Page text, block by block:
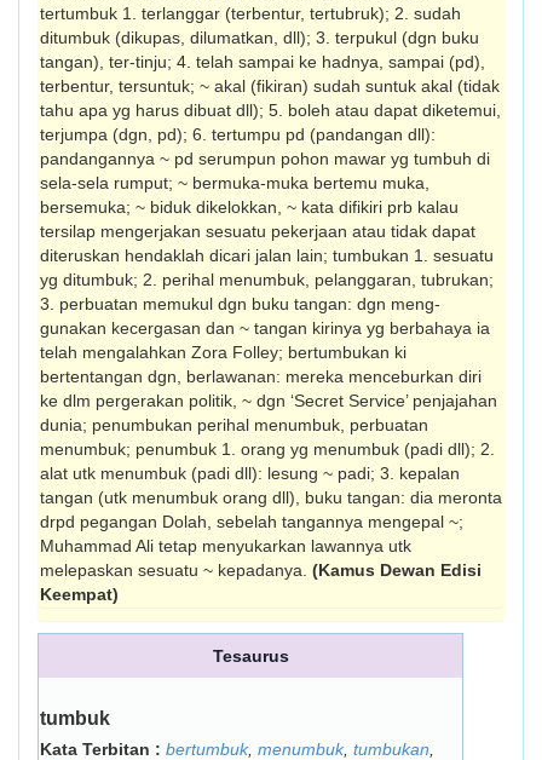
tertumbuk 1. terlanggar (terbentur, ter­tubruk); 2. sudah
ditumbuk (dikupas, dilumat­kan, dll); 3. terpukul (dgn buku
tangan), ter-tinju; 4. telah sampai ke hadnya, sampai (pd),
terbentur, tersuntuk; ~ akal (fikiran) sudah suntuk akal (tidak
tahu apa yg harus di­buat dll); 5. boleh atau dapat diketemui,
terjumpa (dgn, pd); 6. tertumpu pd (pan­dangan dll):
pandangannya ~ pd serumpun pohon mawar yg tumbuh di
sela-sela rumput; ~ bermuka-muka bertemu muka,
bersemuka; ~ biduk dikelokkan, ~ kata difikiri prb kalau
tersilap mengerjakan sesuatu pekerjaan atau tidak dapat
diteruskan hendaklah dicari jalan lain; tumbukan 1. sesuatu
yg ditumbuk; 2. perihal menumbuk, pelanggaran, tubrukan;
3. perbuatan memukul dgn buku tangan: dgn meng-
gunakan kecergasan dan ~ tangan kirinya yg berbahaya ia
telah mengalahkan Zora Folley; bertumbukan ki
bertentangan dgn, ber­lawanan: mereka menceburkan diri
ke dlm pergerakan politik, ~ dgn ‘Secret Service’ penjajahan
dunia; penumbukan perihal menumbuk, perbuatan
menumbuk; penumbuk 1. orang yg menumbuk (padi dll); 2.
alat utk menumbuk (padi dll): lesung ~ padi; 3. kepalan
tangan (utk menumbuk orang dll), buku tangan: dia meronta
drpd pegangan Dolah, sebelah tangannya mengepal ~;
Muhammad Ali tetap menyukarkan lawannya utk
melepaskan sesuatu ~ kepadanya. (Kamus Dewan Edisi
Keempat)
Tesaurus
tumbuk
Kata Terbitan : bertumbuk, menumbuk, tumbukan